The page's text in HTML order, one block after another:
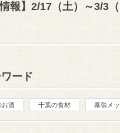
情報】2/17（土）～3/3
ード
お酒 千葉の食材 幕張メ